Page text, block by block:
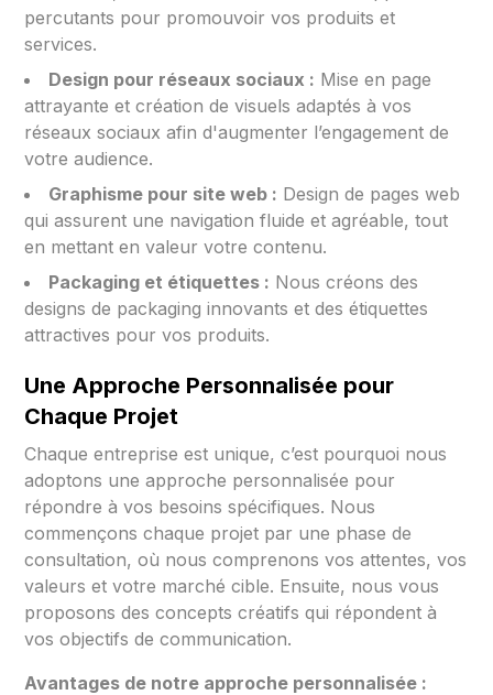
percutants pour promouvoir vos produits et
services.
Design pour réseaux sociaux : Mise en page
attrayante et création de visuels adaptés à vos
réseaux sociaux afin d'augmenter l’engagement de
votre audience.
Graphisme pour site web : Design de pages web
qui assurent une navigation fluide et agréable, tout
en mettant en valeur votre contenu.
Packaging et étiquettes : Nous créons des
designs de packaging innovants et des étiquettes
attractives pour vos produits.
Une Approche Personnalisée pour
Chaque Projet
Chaque entreprise est unique, c’est pourquoi nous
adoptons une approche personnalisée pour
répondre à vos besoins spécifiques. Nous
commençons chaque projet par une phase de
consultation, où nous comprenons vos attentes, vos
valeurs et votre marché cible. Ensuite, nous vous
proposons des concepts créatifs qui répondent à
vos objectifs de communication.
Avantages de notre approche personnalisée :